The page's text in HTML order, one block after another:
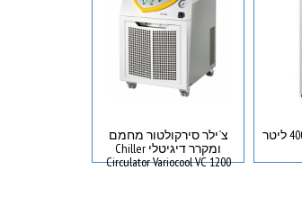
מקרר דלת זכוכית 400 ליטר
צ´ילר סירקולטור מחמם
ומקרר דיגיטלי Chiller
Circulator Variocool VC 1200